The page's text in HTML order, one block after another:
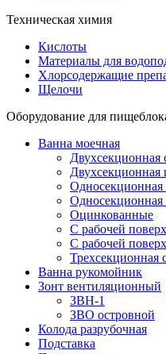
Техническая химия
Кислоты
Материалы для
Хлорсодержащие
Щелочи
Оборудование для
Ванна моечная
Двухсекционная
Двухсекционная
Односекционная
Односекционная
Оцинкованные
С рабочей
С рабочей
Трехсекционная
Ванна рукомойник
Зонт вентиляционный
ЗВН-1
ЗВО островной
Колода разрубочная
Подставка